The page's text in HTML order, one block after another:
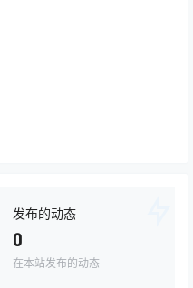
发布的动态
0
在本站发布的动态